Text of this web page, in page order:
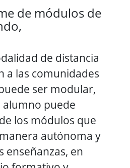
de módulos de
de distancia
a las comunidades
ser modular,
alumno puede
los módulos que
autónoma y
enseñanzas, en